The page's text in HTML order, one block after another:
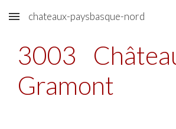
Skip to main content
chateaux-paysbasque-nord
3003
Gramont